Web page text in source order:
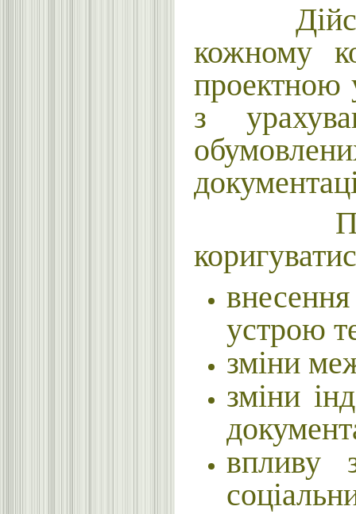
Дійсна
кожному
проектною
з
устрою
зміни
зміни
впливу